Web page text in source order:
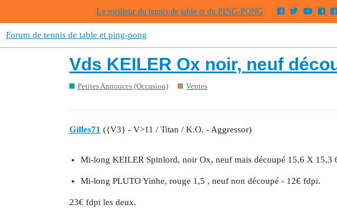
Le meilleur du tennis de table et du PING-PONG
Forum de tennis de table et ping-pong
Vds KEILER Ox noir, neuf
Petites Annonces (Occasion) Ventes
Gilles71 ({V3} - V>11 / Titan / K.O. - Aggressor)
Mi-long KEILER Spinlord, noir Ox, neuf mais découpé 15,6 X 15,3
Mi-long PLUTO Yinhe, rouge 1,5 , neuf non découpé - 12€ fdpi.
23€ fdpi les deux.